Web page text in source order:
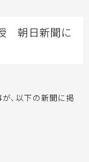
朝日新聞に
、以下の新聞に掲